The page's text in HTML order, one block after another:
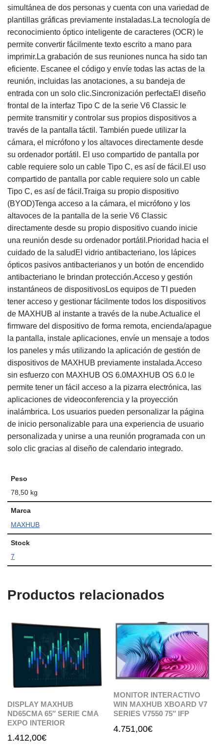
simultánea de dos personas y cuenta con una variedad de
plantillas gráficas previamente instaladas.La tecnología de
reconocimiento óptico inteligente de caracteres (OCR) le
permite convertir fácilmente texto escrito a mano para
imprimir.La grabación de sus reuniones nunca ha sido tan
eficiente. Escanee el código y envíe todas las actas de la
reunión, incluidas las anotaciones, a su bandeja de
entrada con un solo clic.Sincronización perfectaEl diseño
frontal de la interfaz Tipo C de la serie V6 Classic le
permite transmitir y controlar sus propios dispositivos a
través de la pantalla táctil. También puede utilizar la
cámara, el micrófono y los altavoces directamente desde
su ordenador portátil. El uso compartido de pantalla por
cable requiere solo un cable Tipo C, es así de fácil.El uso
compartido de pantalla por cable requiere solo un cable
Tipo C, es así de fácil.Traiga su propio dispositivo
(BYOD)Tenga acceso a la cámara, el micrófono y los
altavoces de la pantalla de la serie V6 Classic
directamente desde su propio dispositivo cuando inicie
una reunión desde su ordenador portátil.Prioridad hacia el
cuidado de la saludEl vidrio antibacteriano, los lápices
ópticos pasivos antibacterianos y un botón de encendido
antibacteriano le brindan protección.Acceso y gestión
instantáneos de dispositivosLos equipos de TI pueden
tener acceso y gestionar fácilmente todos los dispositivos
de MAXHUB al instante a través de la nube.Actualice el
firmware del dispositivo de forma remota, encienda/apague
la pantalla, instale aplicaciones, envíe un mensaje a todos
los paneles y más utilizando la aplicación de gestión de
dispositivos de MAXHUB previamente instalada.Acceso
sin esfuerzo con MAXHUB OS 6.0MAXHUB OS 6.0 le
permite tener un fácil acceso a la pizarra electrónica, las
aplicaciones de videoconferencia y la proyección
inalámbrica. Los usuarios pueden personalizar la página
de inicio personalizable para una experiencia de usuario
personalizada y unirse a una reunión programada con un
solo clic gracias al diseño de calendario integrado.
Peso
78,50 kg
Marca
MAXHUB
Stock
7
Productos relacionados
DISPLAY MAXHUB
ND65CMA 65″ SERIE CMA
EXPO INTERIOR
1.412,00€
MONITOR INTERACTIVO
WIN MAXHUB XBOARD V7
SERIES V7550 75″ IFP
4.751,00€